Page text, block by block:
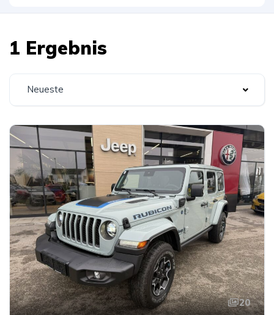
1 Ergebnis
Neueste
20